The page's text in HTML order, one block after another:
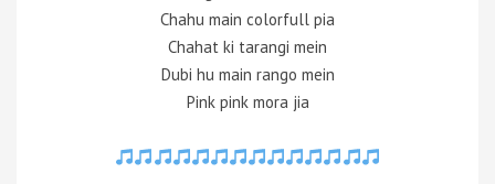
Chahu main colorfull pia
Chahat ki tarangi mein
Dubi hu main rango mein
Pink pink mora jia